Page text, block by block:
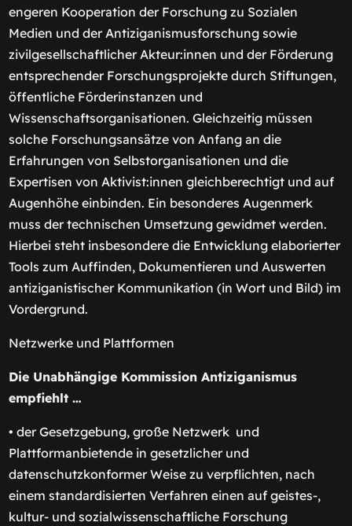
engeren Kooperation der Forschung zu Sozialen
Medien und der Antiziganismusforschung sowie
zivilgesellschaftlicher Akteur:innen und der Förderung
entsprechender Forschungsprojekte durch Stiftungen,
öffentliche Förderinstanzen und
Wissenschaftsorganisationen. Gleichzeitig müssen
solche Forschungsansätze von Anfang an die
Erfahrungen von Selbstorganisationen und die
Expertisen von Aktivist:innen gleichberechtigt und auf
Augenhöhe einbinden. Ein besonderes Augenmerk
muss der technischen Umsetzung gewidmet werden.
Hierbei steht insbesondere die Entwicklung elaborierter
Tools zum Auffinden, Dokumentieren und Auswerten
antiziganistischer Kommunikation (in Wort und Bild) im
Vordergrund.
Netzwerke und Plattformen
Die Unabhängige Kommission Antiziganismus
empfiehlt …
• der Gesetzgebung, große Netzwerk und
Plattformanbietende in gesetzlicher und
datenschutzkonformer Weise zu verpflichten, nach
einem standardisierten Verfahren einen auf geistes-,
kultur- und sozialwissenschaftliche Forschung